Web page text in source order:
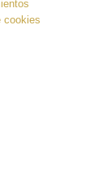
cookies